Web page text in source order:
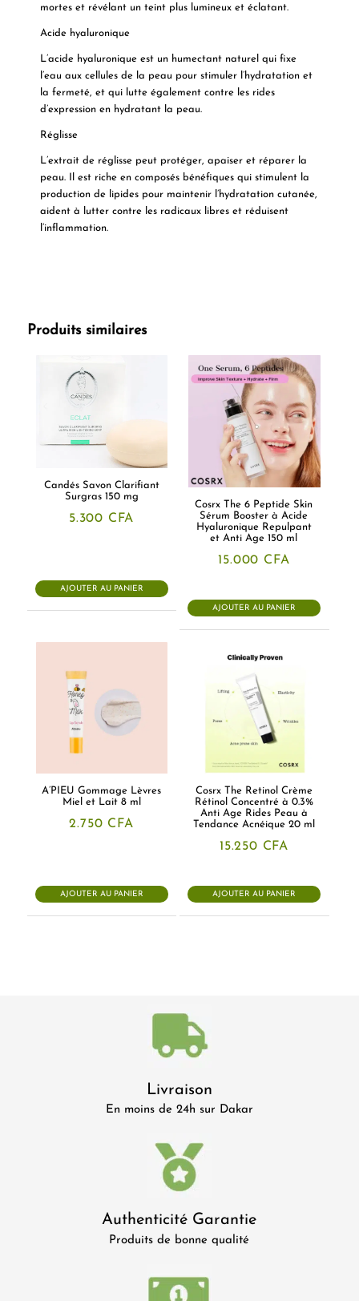
mortes et révélant un teint plus lumineux et éclatant.
Acide hyaluronique
L’acide hyaluronique est un humectant naturel qui fixe
l’eau aux cellules de la peau pour stimuler l’hydratation et
la fermeté, et qui lutte également contre les rides
d’expression en hydratant la peau.
Réglisse
L’extrait de réglisse peut protéger, apaiser et réparer la
peau. Il est riche en composés bénéfiques qui stimulent la
production de lipides pour maintenir l’hydratation cutanée,
aident à lutter contre les radicaux libres et réduisent
l’inflammation.
Produits similaires
Candés Savon Clarifiant
Surgras 150 mg
5.300 CFA
AJOUTER AU PANIER
Cosrx The 6 Peptide Skin
Sérum Booster à Acide
Hyaluronique Repulpant
et Anti Age 150 ml
15.000 CFA
AJOUTER AU PANIER
A’PIEU Gommage Lèvres
Miel et Lait 8 ml
2.750 CFA
AJOUTER AU PANIER
Cosrx The Retinol Crème
Rétinol Concentré à 0.3%
Anti Age Rides Peau à
Tendance Acnéique 20 ml
15.250 CFA
AJOUTER AU PANIER
Livraison
En moins de 24h sur Dakar
Authenticité Garantie
Produits de bonne qualité